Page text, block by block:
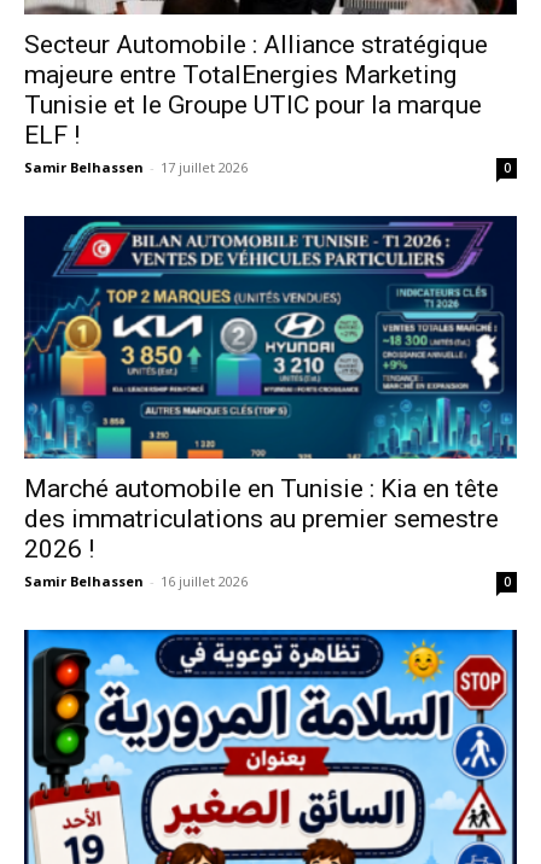
Secteur Automobile : Alliance stratégique
majeure entre TotalEnergies Marketing
Tunisie et le Groupe UTIC pour la marque
ELF !
Samir Belhassen - 17 juillet 2026 0
Marché automobile en Tunisie : Kia en tête
des immatriculations au premier semestre
2026 !
Samir Belhassen - 16 juillet 2026 0